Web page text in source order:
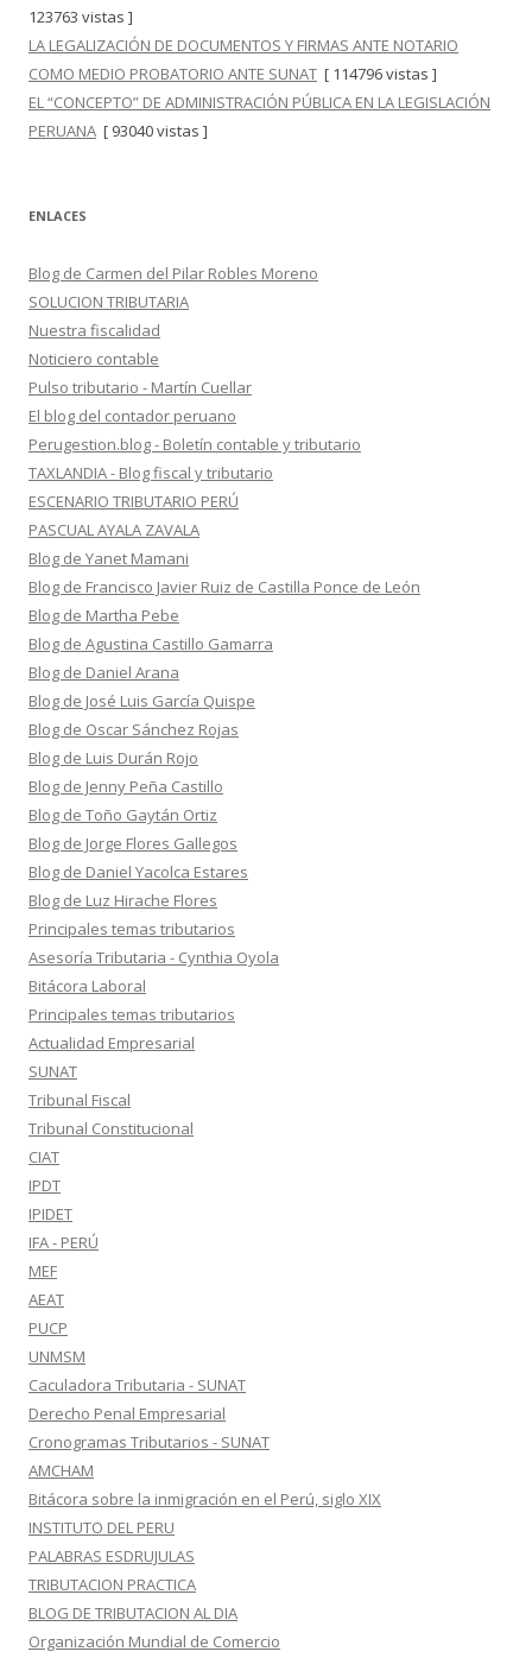
123763 vistas ]
LA LEGALIZACIÓN DE DOCUMENTOS Y FIRMAS ANTE NOTARIO
COMO MEDIO PROBATORIO ANTE SUNAT [ 114796 vistas ]
EL “CONCEPTO” DE ADMINISTRACIÓN PÚBLICA EN LA LEGISLACIÓN
PERUANA [ 93040 vistas ]
ENLACES
Blog de Carmen del Pilar Robles Moreno
SOLUCION TRIBUTARIA
Nuestra fiscalidad
Noticiero contable
Pulso tributario - Martín Cuellar
El blog del contador peruano
Perugestion.blog - Boletín contable y tributario
TAXLANDIA - Blog fiscal y tributario
ESCENARIO TRIBUTARIO PERÚ
PASCUAL AYALA ZAVALA
Blog de Yanet Mamani
Blog de Francisco Javier Ruiz de Castilla Ponce de León
Blog de Martha Pebe
Blog de Agustina Castillo Gamarra
Blog de Daniel Arana
Blog de José Luis García Quispe
Blog de Oscar Sánchez Rojas
Blog de Luis Durán Rojo
Blog de Jenny Peña Castillo
Blog de Toño Gaytán Ortiz
Blog de Jorge Flores Gallegos
Blog de Daniel Yacolca Estares
Blog de Luz Hirache Flores
Principales temas tributarios
Asesoría Tributaria - Cynthia Oyola
Bitácora Laboral
Principales temas tributarios
Actualidad Empresarial
SUNAT
Tribunal Fiscal
Tribunal Constitucional
CIAT
IPDT
IPIDET
IFA - PERÚ
MEF
AEAT
PUCP
UNMSM
Caculadora Tributaria - SUNAT
Derecho Penal Empresarial
Cronogramas Tributarios - SUNAT
AMCHAM
Bitácora sobre la inmigración en el Perú, siglo XIX
INSTITUTO DEL PERU
PALABRAS ESDRUJULAS
TRIBUTACION PRACTICA
BLOG DE TRIBUTACION AL DIA
Organización Mundial de Comercio